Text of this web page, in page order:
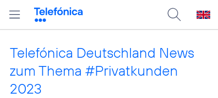
Telefónica Deutschland News
zum Thema #Privatkunden
2023